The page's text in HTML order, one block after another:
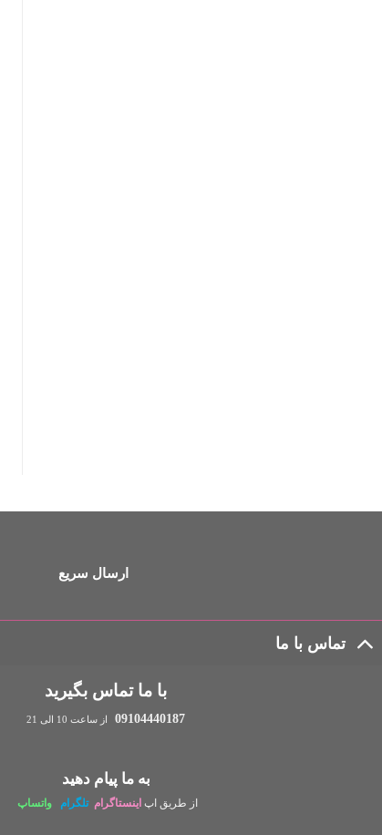
ارسال سریع
تماس با ما
با ما تماس بگیرید
09104440187 از ساعت 10 الی 21
به ما پیام دهید
از طریق اپ اینستاگرام تلگرام واتساپ